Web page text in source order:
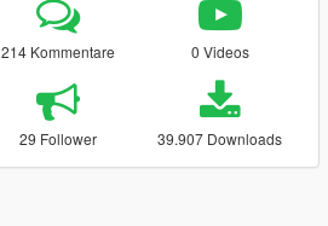
214 Kommentare 0 Videos
29 Follower 39.907 Downloads